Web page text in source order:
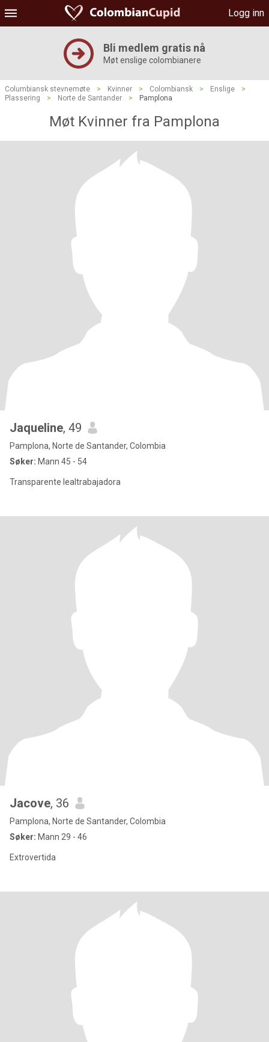
Logg inn
Bli medlem gratis nå
Møt enslige colombianere
Columbiansk stevnemøte > Kvinner > Colombiansk > Enslige
>
Plassering
> Norte de Santander > Pamplona
Møt Kvinner fra Pamplona
Jaqueline, 49
Pamplona, Norte de Santander, Colombia
Søker: Mann 45 - 54
Transparente lealtrabajadora
Jacove, 36
Pamplona, Norte de Santander, Colombia
Søker: Mann 29 - 46
Extrovertida